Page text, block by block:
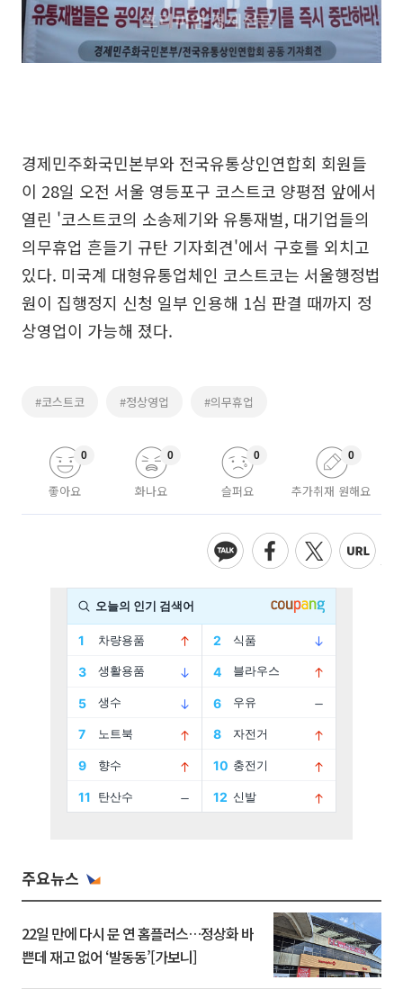
경제민주화국민본부와 전국유통상인연합회 회원들
이 28일 오전 서울 영등포구 코스트코 양평점 앞에서
열린 '코스트코의 소송제기와 유통재벌, 대기업들의
의무휴업 흔들기 규탄 기자회견'에서 구호를 외치고
있다. 미국계 대형유통업체인 코스트코는 서울행정법
원이 집행정지 신청 일부 인용해 1심 판결 때까지 정
상영업이 가능해 졌다.
#코스트코 #정상영업 #의무휴업
좋아요
0
화나요
0
슬퍼요
0
추가취재 원해요
0
주요뉴스
22일 만에 다시 문 연 홈플러스…정상화 바
쁜데 재고 없어 ‘발동동’[가보니]